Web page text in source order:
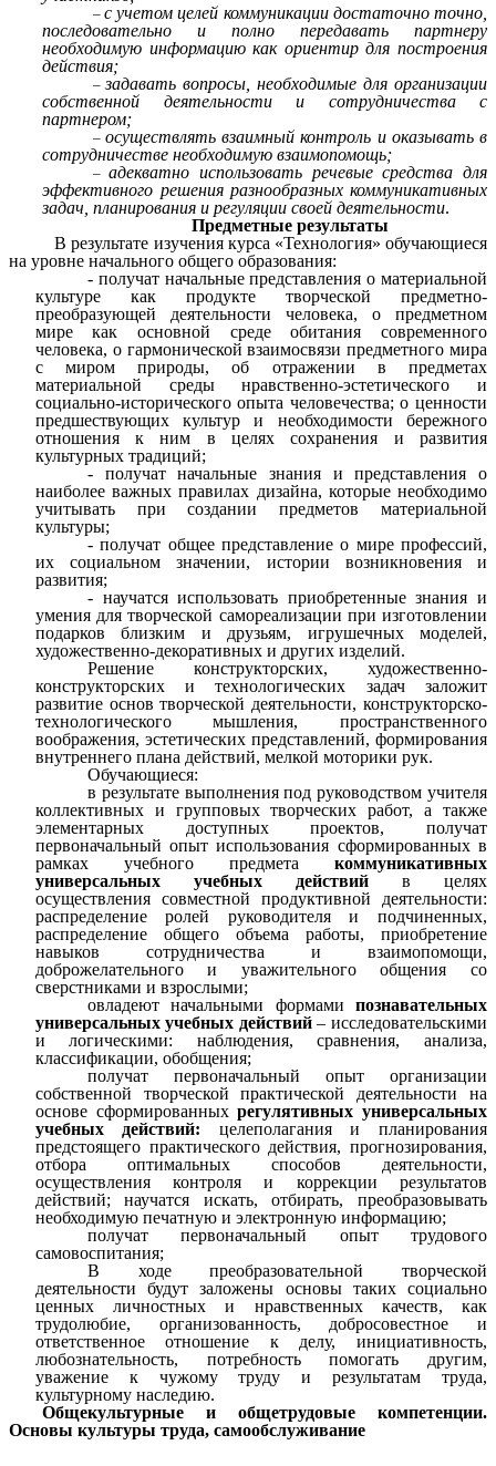
с учетом целей коммуникации достаточно точно,
последовательно и полно передавать партнеру
необходимую информацию как ориентир для построения
действия;
задавать вопросы, необходимые для организации
собственной деятельности и сотрудничества с
партнером;
осуществлять взаимный контроль и оказывать в
сотрудничестве необходимую взаимопомощь;
адекватно использовать речевые средства для
эффективного решения разнообразных коммуникативных
задач, планирования и регуляции своей деятельности.
Предметные результаты
В результате изучения курса «Технология» обучающиеся
на уровне начального общего образования:
- получат начальные представления о материальной
культуре как продукте творческой предметно-
преобразующей деятельности человека, о предметном
мире как основной среде обитания современного
человека, о гармонической взаимосвязи предметного мира
с миром природы, об отражении в предметах
материальной среды нравственно-эстетического и
социально-исторического опыта человечества; о ценности
предшествующих культур и необходимости бережного
отношения к ним в целях сохранения и развития
культурных традиций;
- получат начальные знания и представления о
наиболее важных правилах дизайна, которые необходимо
учитывать при создании предметов материальной
культуры;
- получат общее представление о мире профессий,
их социальном значении, истории возникновения и
развития;
- научатся использовать приобретенные знания и
умения для творческой самореализации при изготовлении
подарков близким и друзьям, игрушечных моделей,
художественно-декоративных и других изделий.
Решение конструкторских, художественно-
конструкторских и технологических задач заложит
развитие основ творческой деятельности, конструкторско-
технологического мышления, пространственного
воображения, эстетических представлений, формирования
внутреннего плана действий, мелкой моторики рук.
Обучающиеся:
в результате выполнения под руководством учителя
коллективных и групповых творческих работ, а также
элементарных доступных проектов, получат
первоначальный опыт использования сформированных в
рамках учебного предмета коммуникативных
универсальных учебных действий
в целях
осуществления совместной продуктивной деятельности:
распределение ролей руководителя и подчиненных,
распределение общего объема работы, приобретение
навыков сотрудничества и взаимопомощи,
доброжелательного и уважительного общения со
сверстниками и взрослыми;
овладеют начальными формами познавательных
универсальных учебных действий– исследовательскими
и логическими: наблюдения, сравнения, анализа,
классификации, обобщения;
получат первоначальный опыт организации
собственной творческой практической деятельности на
основе сформированныхрегулятивных универсальных
учебных действий: целеполагания и планирования
предстоящего практического действия, прогнозирования,
отбора оптимальных способов деятельности,
осуществления контроля и коррекции результатов
действий; научатся искать, отбирать, преобразовывать
необходимую печатную и электронную информацию;
получат первоначальный опыт трудового
самовоспитания;
В ходе преобразовательной творческой
деятельности будут заложены основы таких социально
ценных личностных и нравственных качеств, как
трудолюбие, организованность, добросовестное и
ответственное отношение к делу, инициативность,
любознательность, потребность помогать другим,
уважение к чужому труду и результатам труда,
культурному наследию.
Общекультурные и общетрудовые компетенции.
Основы культуры труда, самообслуживание